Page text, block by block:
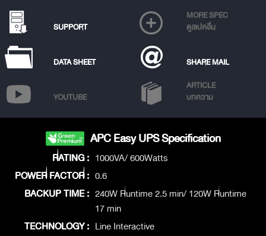
SUPPORT
MORE SPEC
ดูสเปคอื่น
DATA SHEET SHARE MAIL
YOUTUBE
ARTICLE
บทความ
APC Easy UPS Specification
RATING : 1000VA/ 600Watts
POWER FACTOR : 0.6
BACKUP TIME : 240W Runtime 2.5 min/ 120W Runtime
17 min
TECHNOLOGY : Line Interactive